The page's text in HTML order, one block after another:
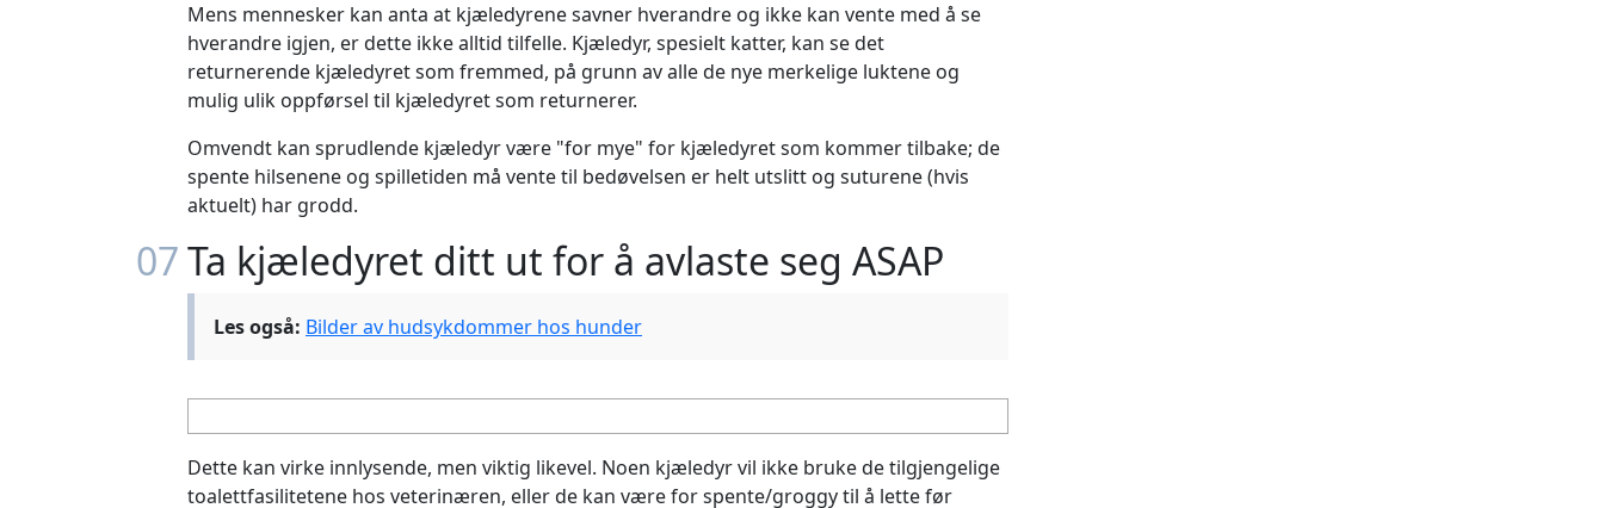
Mens mennesker kan anta at kjæledyrene savner hverandre og ikke kan vente med å se
hverandre igjen, er dette ikke alltid tilfelle. Kjæledyr, spesielt katter, kan se det
returnerende kjæledyret som fremmed, på grunn av alle de nye merkelige luktene og
mulig ulik oppførsel til kjæledyret som returnerer.
Omvendt kan sprudlende kjæledyr være "for mye" for kjæledyret som kommer tilbake; de
spente hilsenene og spilletiden må vente til bedøvelsen er helt utslitt og suturene (hvis
aktuelt) har grodd.
07Ta kjæledyret ditt ut for å avlaste seg ASAP
Les også: Bilder av hudsykdommer hos hunder
Dette kan virke innlysende, men viktig likevel. Noen kjæledyr vil ikke bruke de tilgjengelige
toalettfasilitetene hos veterinæren, eller de kan være for spente/groggy til å lette før